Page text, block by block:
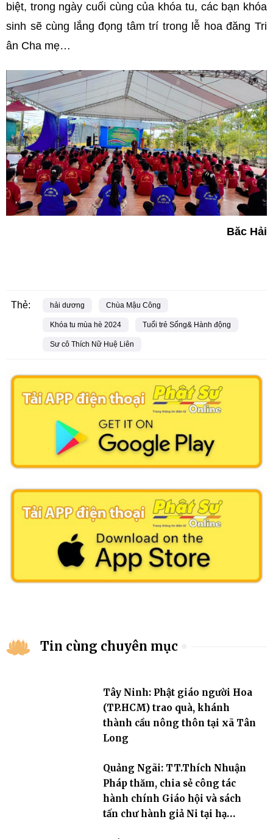
biệt, trong ngày cuối cùng của khóa tu, các bạn khóa
sinh sẽ cùng lắng đọng tâm trí trong lễ hoa đăng Tri
ân Cha mẹ…
Băc Hải
Thẻ: hải dương Chùa Mậu Công
Khóa tu mùa hè 2024 Tuổi trẻ Sống& Hành động
Sư cô Thích Nữ Huệ Liên
Tin cùng chuyên mục
Tây Ninh: Phật giáo người Hoa
(TP.HCM) trao quà, khánh
thành cầu nông thôn tại xã Tân
Long
Quảng Ngãi: TT.Thích Nhuận
Pháp thăm, chia sẻ công tác
hành chính Giáo hội và sách
tấn chư hành giả Ni tại hạ